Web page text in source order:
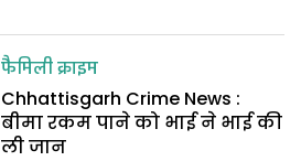
फैमिली क्राइम
Chhattisgarh Crime News :
बीमा रकम पाने को भाई ने भाई की
ली जान